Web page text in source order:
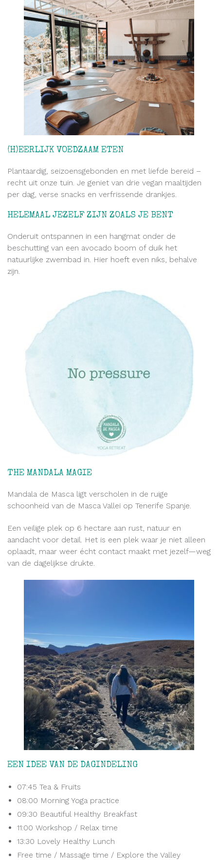
(H)EERLIJK VOEDZAAM ETEN
Plantaardig, seizoensgebonden en met liefde bereid –
recht uit onze tuin. Je geniet van drie vegan maaltijden
per dag, verse snacks en verfrissende drankjes.
HELEMAAL JEZELF ZIJN ZOALS JE BENT
Onderuit ontspannen in een hangmat onder de
beschutting van een avocado boom of duik het
natuurlijke zwembad in. Hier hoeft even niks, behalve
zijn.
THE MANDALA MAGIE
Mandala de Masca ligt verscholen in de ruige
schoonheid van de Masca Vallei op Tenerife Spanje.
Een veilige plek op 6 hectare aan rust, natuur en
aandacht voor detail. Het is een plek waar je niet alleen
oplaadt, maar weer écht contact maakt met jezelf—weg
van de dagelijkse drukte.
EEN IDEE VAN DE DAGINDELING
07:45 Tea & Fruits
08:00 Morning Yoga practice
09:30 Beautiful Healthy Breakfast
11:00 Workshop / Relax time
13:30 Lovely Healthy Lunch
Free time / Massage time / Explore the Valley